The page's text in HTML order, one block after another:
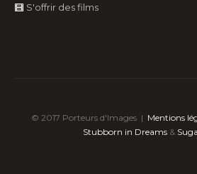
S'offrir des films
© 2017 Porteurs d'Images | Mentions
Stubborn in Dreams&